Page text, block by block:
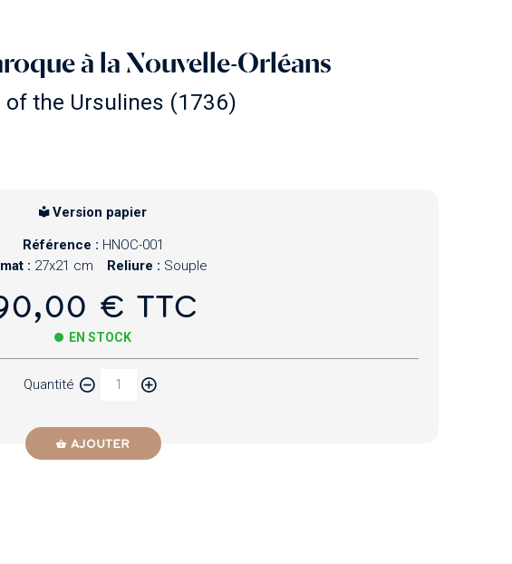
à la Nouvelle-Orléans
the Ursulines (1736)
Version papier
Référence : HNOC-001
: 27x21 cm Reliure : Souple
€ TTC
EN STOCK
Quantité
AJOUTER